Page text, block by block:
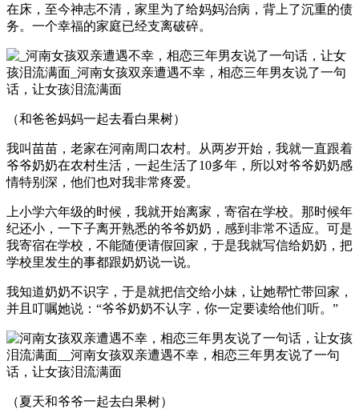
在床，至今神志不清，家里为了给妈妈治病，背上了沉重的债
务。一个幸福的家庭已经支离破碎。
（和爸爸妈妈一起去看白果树）
我叫苗苗，老家在河南周口农村。从两岁开始，我就一直跟着
爷爷奶奶在农村生活，一起生活了10多年，所以对爷爷奶奶感
情特别深，他们也对我非常疼爱。
上小学六年级的时候，我就开始离家，寄宿在学校。那时候年
纪还小，一下子离开熟悉的爷爷奶奶，感到非常不适应。可是
我寄宿在学校，不能随便请假回家，于是我就写信给奶奶，把
学校里发生的事都跟奶奶说一说。
我知道奶奶不识字，于是就把信交给小妹，让她帮忙带回家，
并且叮嘱她说：“爷爷奶奶不认字，你一定要读给他们听。”
（夏天和爷爷一起去白果树）